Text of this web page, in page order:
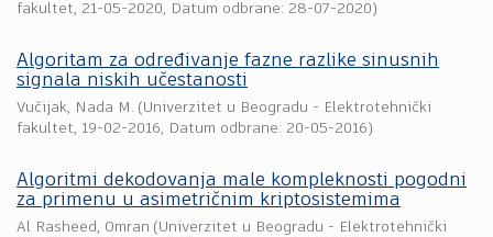
fakultet, 21-05-2020, Datum odbrane: 28-07-2020)
Algoritam za određivanje fazne razlike sinusnih
signala niskih učestanosti
Vučijak, Nada M. (Univerzitet u Beogradu - Elektrotehnički
fakultet, 19-02-2016, Datum odbrane: 20-05-2016)
Algoritmi dekodovanja male kompleknosti pogodni
za primenu u asimetričnim kriptosistemima
Al Rasheed, Omran (Univerzitet u Beogradu - Elektrotehnički